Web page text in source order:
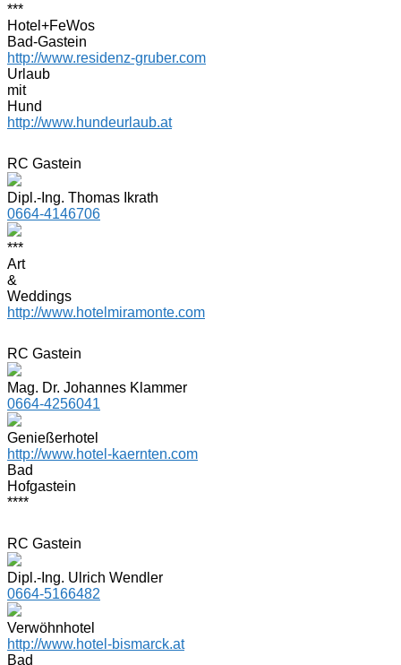
***
Hotel+FeWos
Bad-Gastein
http://www.residenz-gruber.com
Urlaub
mit
Hund
http://www.hundeurlaub.at
RC Gastein
Dipl.-Ing. Thomas Ikrath
0664-4146706
***
Art
&
Weddings
http://www.hotelmiramonte.com
RC Gastein
Mag. Dr. Johannes Klammer
0664-4256041
Genießerhotel
http://www.hotel-kaernten.com
Bad
Hofgastein
****
RC Gastein
Dipl.-Ing. Ulrich Wendler
0664-5166482
Verwöhnhotel
http://www.hotel-bismarck.at
Bad